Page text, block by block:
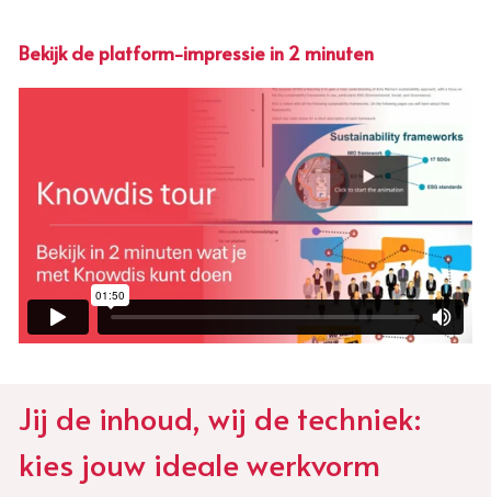
Bekijk de platform-impressie in 2 minuten
Jij de inhoud, wij de techniek:
kies jouw ideale werkvorm